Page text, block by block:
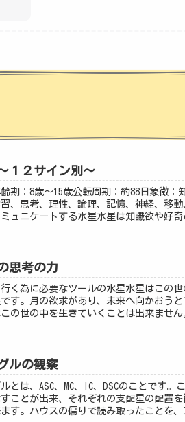
１２サイン別～
期：8歳～15歳公転周期：約88日象徴：
、思考、理性、論理、記憶、神経、移
ュニケートする水星水星は知識欲や好
思考の力
く為に必要なツールの水星水星はこの
す。月の欲求があり、未来へ向かおう
の世の中を生きていくことは出来ませ
ルの観察
とは、ASC、MC、IC、DSCのことです
ことが出来、それぞれの支配星の配置
す。ハウスの偏りで読み取ったことを